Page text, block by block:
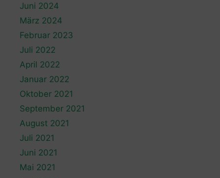
Juni 2024
März 2024
Februar 2023
Juli 2022
April 2022
Januar 2022
Oktober 2021
September 2021
August 2021
Juli 2021
Juni 2021
Mai 2021